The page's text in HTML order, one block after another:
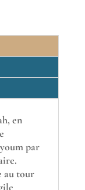
en
par
au tour